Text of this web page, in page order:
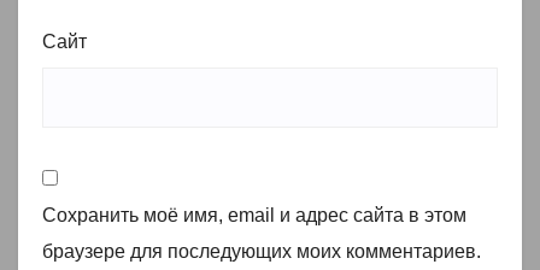
Сайт
Сохранить моё имя, email и адрес сайта в этом
браузере для последующих моих комментариев.